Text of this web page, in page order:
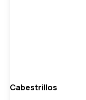
Cabestrillos